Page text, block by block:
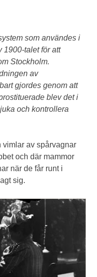
som användes i
1900-talet för att
Stockholm.
av
gjordes genom att
blev det i
och kontrollera
vimlar av spårvagnar
och där mammor
när de får runt i
sig.